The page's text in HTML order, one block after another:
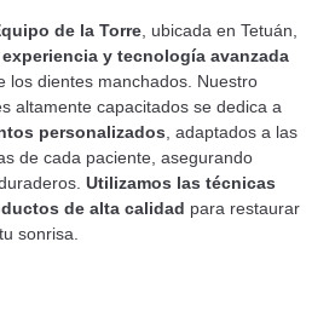
de la Torre , ubicada en Tetuán,
experiencia y tecnología avanzada
los dientes manchados. Nuestro
altamente capacitados se dedica a
personalizados , adaptados a las
de cada paciente, asegurando
Utilizamos las técnicas
de alta calidad para restaurar
sonrisa.